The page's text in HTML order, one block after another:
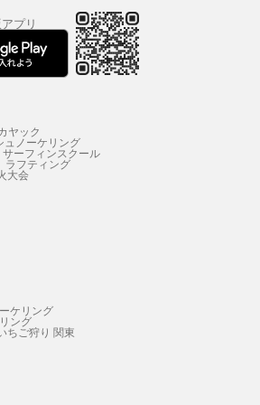
プリ
ヤック
ュノーケリング
サーフィンスクール
ラフティング
大会
ケリング
ング
ちご狩り 関東